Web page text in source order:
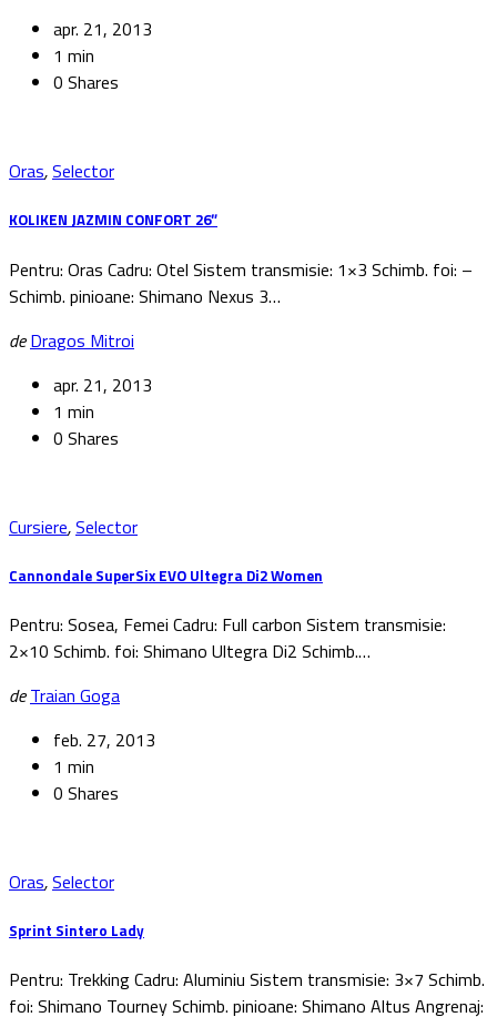
apr. 21, 2013
1 min
0 Shares
Oras,Selector
KOLIKEN JAZMIN CONFORT 26″
Pentru: Oras Cadru: Otel Sistem transmisie: 1×3 Schimb. foi: –
Schimb. pinioane: Shimano Nexus 3…
de Dragos Mitroi
apr. 21, 2013
1 min
0 Shares
Cursiere,Selector
Cannondale SuperSix EVO Ultegra Di2 Women
Pentru: Sosea, Femei Cadru: Full carbon Sistem transmisie:
2×10 Schimb. foi: Shimano Ultegra Di2 Schimb.…
de Traian Goga
feb. 27, 2013
1 min
0 Shares
Oras,Selector
Sprint Sintero Lady
Pentru: Trekking Cadru: Aluminiu Sistem transmisie: 3×7 Schimb.
foi: Shimano Tourney Schimb. pinioane: Shimano Altus Angrenaj: